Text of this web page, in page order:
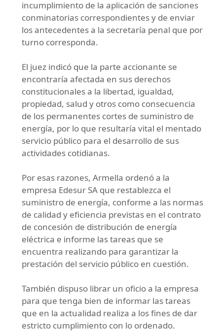
incumplimiento de la aplicación de sanciones
conminatorias correspondientes y de enviar
los antecedentes a la secretaría penal que por
turno corresponda.
El juez indicó que la parte accionante se
encontraría afectada en sus derechos
constitucionales a la libertad, igualdad,
propiedad, salud y otros como consecuencia
de los permanentes cortes de suministro de
energía, por lo que resultaría vital el mentado
servicio público para el desarrollo de sus
actividades cotidianas.
Por esas razones, Armella ordenó a la
empresa Edesur SA que restablezca el
suministro de energía, conforme a las normas
de calidad y eficiencia previstas en el contrato
de concesión de distribución de energía
eléctrica e informe las tareas que se
encuentra realizando para garantizar la
prestación del servicio público en cuestión.
También dispuso librar un oficio a la empresa
para que tenga bien de informar las tareas
que en la actualidad realiza a los fines de dar
estricto cumplimiento con lo ordenado.